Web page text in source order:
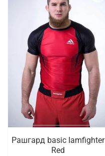
Рашгард basic Iamfighter
Red